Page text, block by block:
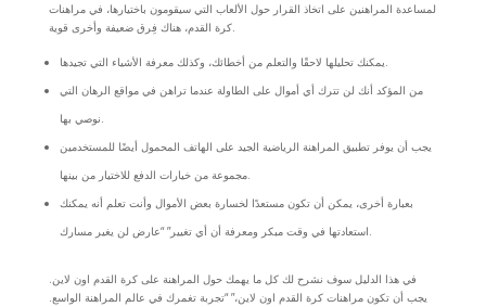
لمساعدة المراهنين على اتخاذ القرار حول الألعاب التي سيقومون باختيارها، في مراهنات
كرة القدم، هناك فِرق ضعيفة وأخرى قوية.
يمكنك تحليلها لاحقًا والتعلم من أخطائك، وكذلك معرفة الأشياء التي تجيدها.
من المؤكد أنك لن تترك أي أموال على الطاولة عندما تراهن في مواقع الرهان التي
نوصي بها.
يجب أن يوفر تطبيق المراهنة الرياضية الجيد على الهاتف المحمول أيضًا للمستخدمين
مجموعة من خيارات الدفع للاختيار من بينها.
بعبارة أخرى، يمكن أن تكون مستعدًا لخسارة بعض الأموال وأنت تعلم أنه يمكنك
استعادتها في وقت مبكر ومعرفة أن أي تغيير” “عارض لن يغير مسارك.
في هذا الدليل سوف نشرح لك كل ما يهمك حول المراهنة على كرة القدم اون لاين.
يجب أن تكون مراهنات كرة القدم اون لاين،” “تجربة تغمرك في عالم المراهنة الواسع.